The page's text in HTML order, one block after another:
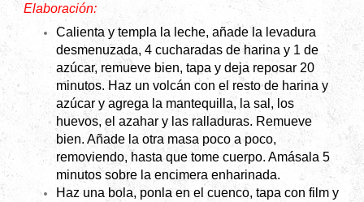
Elaboración:
Calienta y templa la leche, añade la levadura
desmenuzada, 4 cucharadas de harina y 1 de
azúcar, remueve bien, tapa y deja reposar 20
minutos. Haz un volcán con el resto de harina y
azúcar y agrega la mantequilla, la sal, los
huevos, el azahar y las ralladuras. Remueve
bien. Añade la otra masa poco a poco,
removiendo, hasta que tome cuerpo. Amásala 5
minutos sobre la encimera enharinada.
Haz una bola, ponla en el cuenco, tapa con film y